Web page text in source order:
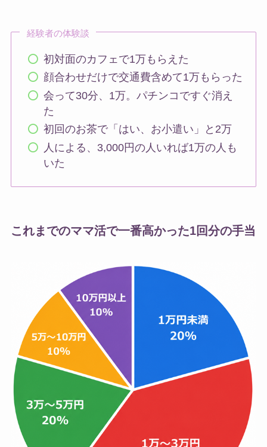
経験者の体験談
初対面のカフェで1万もらえた
顔合わせだけで交通費含めて1万もらった
会って30分、1万。パチンコですぐ消え
た
初回のお茶で「はい、お小遣い」と2万
人による、3,000円の人いれば1万の人も
いた
これまでのママ活で一番高かった1回分の手当